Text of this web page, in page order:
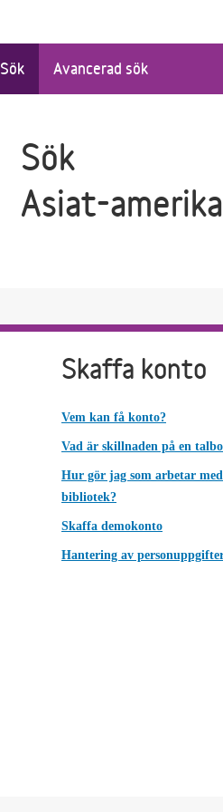
Sök Avancerad sök
Sök
Asiat-
Skaffa konto
Vem kan få konto?
Vad är skillnaden på en
Hur gör jag som arbetar
bibliotek?
Skaffa demokonto
Hantering av